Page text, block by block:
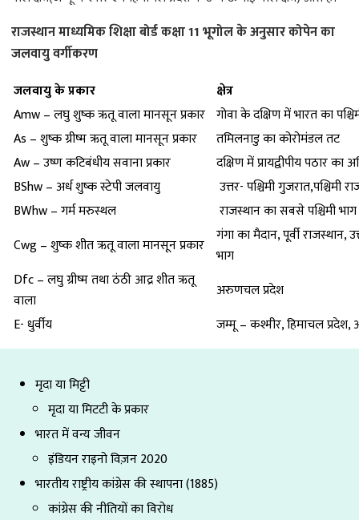
मृदा या मिट्टी
मृदा या मिटटी के प्रकार
भारत में वन्य जीवन
इंडियन राइनो विज़न 2020
भारतीय राष्ट्रीय कांग्रेस की स्थापना (1885)
कांग्रेस की नीतियों का विरोध
राजस्थान माध्यमिक शिक्षा बोर्ड कक्षा 11 भूगोल के अनुसार कोपेन का
जलवायु वर्गीकरण
जलवायु के प्रकार
क्षेत्र
Amw – लघु शुष्क ऋतू वाला मानसून प्रकार गोवा के दक्षिण में भारत का
As – शुष्क ग्रीष्म ऋतू वाला मानसून प्रकार
तमिलनाडु का कोरोमंडल तट
Aw – उष्ण कटिबंधीय सवाना प्रकार
दक्षिण में प्रायद्वीपीय पठार का
BShw – अर्ध शुष्क स्टेपी जलवायु
उत्तर- पश्चिमी
BWhw – गर्म मरुस्थल
राजस्थान का सबसे पश्चिमी भाग
Cwg – शुष्क शीत ऋतू वाला मानसून प्रकार गंगा का मैदान, पूर्वी राजस्थान,
भाग
Dfc – लघु ग्रीष्म तथा ठंठी आद्र शीत ऋतू
वाला
अरुणचल प्रदेश
E- धुर्वीय
जम्मू – कश्मीर, हिमाचल प्रदेश,